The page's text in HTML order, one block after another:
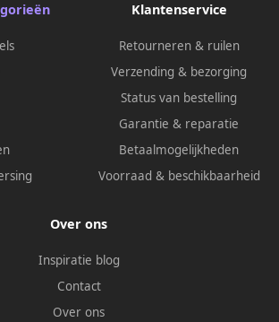
Klantenservice
Retourneren & ruilen
Verzending & bezorging
Status van bestelling
Garantie & reparatie
Betaalmogelijkheden
Voorraad & beschikbaarheid
Over ons
Inspiratie blog
Contact
Over ons